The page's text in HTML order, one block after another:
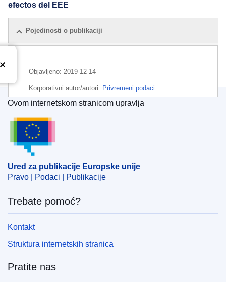
efectos del EEE
Pojedinosti o publikaciji
Objavljeno: 2019-12-14
Korporativni autor/autori: Privremeni podaci
Ured za publikacije Europske unije
Ovom internetskom stranicom upravlja
Ured za publikacije Europske unije
Pravo | Podaci | Publikacije
Trebate pomoć?
Kontakt
Struktura internetskih stranica
Pratite nas